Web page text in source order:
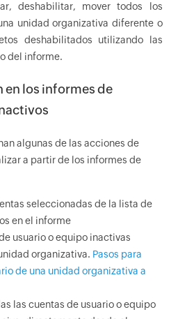
deshabilitar, mover todos los
unidad organizativa diferente o
deshabilitados utilizando las
del informe.
en los informes de
algunas de las acciones de
a partir de los informes de
seleccionadas de la lista de
en el informe
usuario o equipo inactivas
organizativa. Pasos para
de una unidad organizativa a
las cuentas de usuario o equipo